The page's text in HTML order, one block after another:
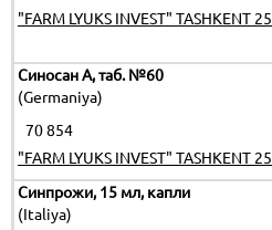
"FARM LYUKS INVEST" TASHKENT 25
Синосан А, таб. №60
(Germaniya)
70 854
"FARM LYUKS INVEST" TASHKENT 25
Синпрожи, 15 мл, капли
(Italiya)